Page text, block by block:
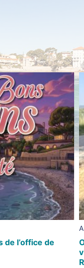
de l’office de